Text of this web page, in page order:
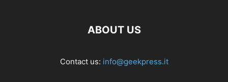
ABOUT US
Contact us: info@geekpress.it